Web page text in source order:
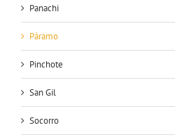
Panachi
Páramo
Pinchote
San Gil
Socorro